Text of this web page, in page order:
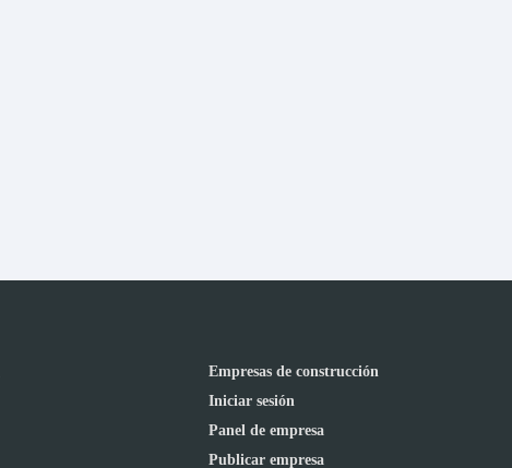
Empresas de construcción
Iniciar sesión
Panel de empresa
Publicar empresa